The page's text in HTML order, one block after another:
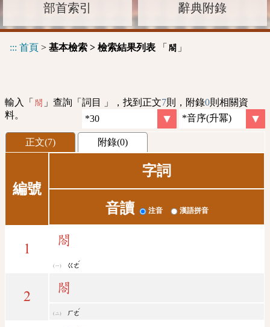
部首索引 辭典附錄
::: 首頁 > 基本檢索 > 檢索結果列表 「 閤 」
輸入「 閤 」查詢「詞目 」，找到正文7則，附錄0則相關資
料。
正文(7) 附錄(0)
編號
字詞
音讀 注音 漢語拼音
1
閤
ㄍㄜ
ˊ
2
閤
ㄏㄜ
ˊ